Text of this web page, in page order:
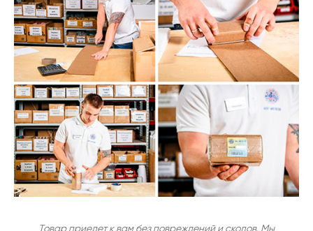
Товар приедет к вам без повреждений и сколов. Мы